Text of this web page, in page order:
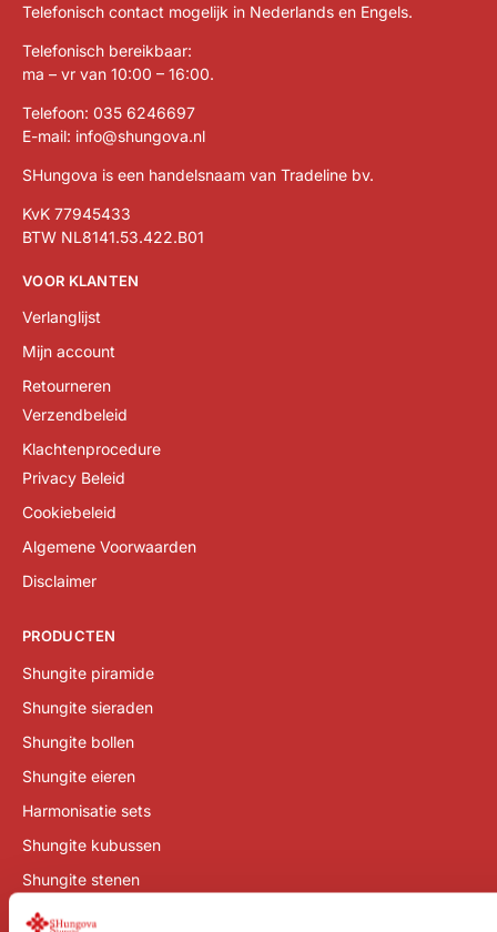
Telefonisch contact mogelijk in Nederlands en Engels.
Telefonisch bereikbaar:
ma – vr van 10:00 – 16:00.
Telefoon: 035 6246697
E-mail: info@shungova.nl
SHungova is een handelsnaam van Tradeline bv.
KvK 77945433
BTW NL8141.53.422.B01
VOOR KLANTEN
Verlanglijst
Mijn account
Retourneren
Verzendbeleid
Klachtenprocedure
Privacy Beleid
Cookiebeleid
Algemene Voorwaarden
Disclaimer
PRODUCTEN
Shungite piramide
Shungite sieraden
Shungite bollen
Shungite eieren
Harmonisatie sets
Shungite kubussen
Shungite stenen